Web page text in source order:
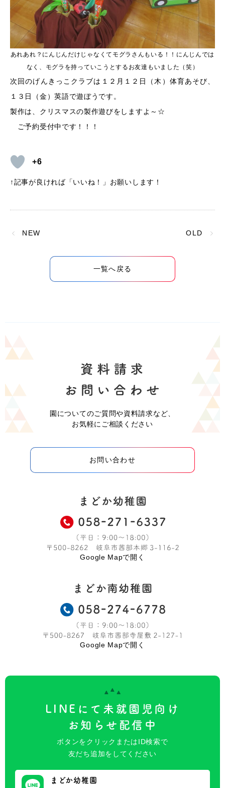
あれあれ？にんじんだけじゃなくてモグラさんもいる！！にんじんでは
なく、モグラを持っていこうとするお友達もいました（笑）
次回のげんきっこクラブは１２月１２日（木）体育あそび、
１３日（金）英語で遊ぼうです。
製作は、クリスマスの製作遊びをしますよ～☆
ご予約受付中です！！！
+6
↑記事が良ければ「いいね！」お願いします！
NEW
一覧へ戻る
OLD
園についてのご質問や資料請求など、
お気軽にご相談ください
お問い合わせ
Google Mapで開く
Google Mapで開く
LINEにて未就園児向け
お知らせ配信中
ボタンをクリックまたはID検索で
友だち追加をしてください
まどか幼稚園